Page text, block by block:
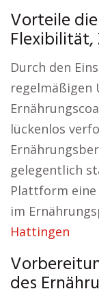
Vorteile
Flexibilität,
Durch den
regelmäßigen
lückenlos
gelegentlich
Plattform
im
Hattingen
des